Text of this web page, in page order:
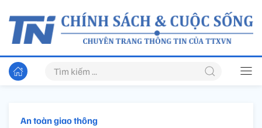
An toàn giao thông